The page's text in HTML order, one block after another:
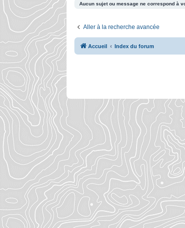
Aucun sujet ou message ne correspond à
Aller à la recherche avancée
Accueil Index du forum